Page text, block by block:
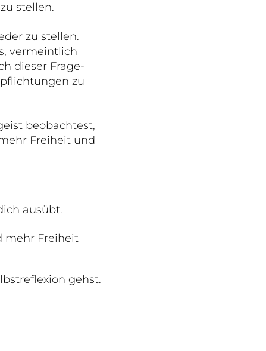
stellen.
zu stellen.
vermeintlich
dieser Frage-
zu
beobachtest,
Freiheit und
ausübt.
mehr Freiheit
gehst.